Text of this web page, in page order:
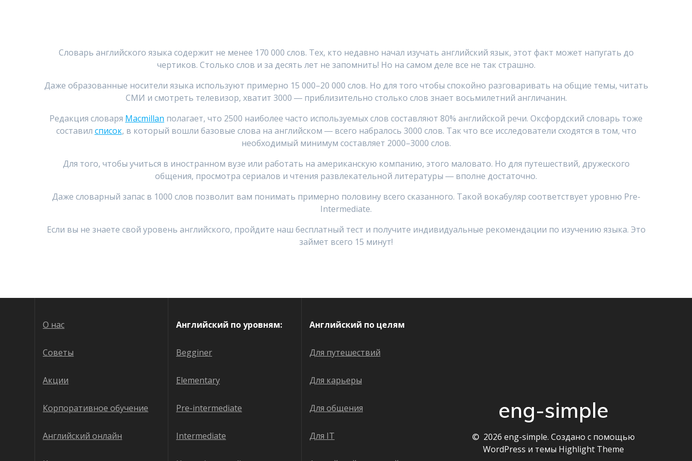
Словарь английского языка содержит не менее 170 000 слов. Тех, кто недавно начал изучать английский язык, этот факт может напугать до
чертиков. Столько слов и за десять лет не запомнить! Но на самом деле все не так страшно.
Даже образованные носители языка используют примерно 15 000–20 000 слов. Но для того чтобы спокойно разговаривать на общие темы, читать
СМИ и смотреть телевизор, хватит 3000 ― приблизительно столько слов знает восьмилетний англичанин.
Редакция словаря Macmillan полагает, что 2500 наиболее часто используемых слов составляют 80% английской речи. Оксфордский словарь тоже
составил список, в который вошли базовые слова на английском ― всего набралось 3000 слов. Так что все исследователи сходятся в том, что
необходимый минимум составляет 2000–3000 слов.
Для того, чтобы учиться в иностранном вузе или работать на американскую компанию, этого маловато. Но для путешествий, дружеского
общения, просмотра сериалов и чтения развлекательной литературы ― вполне достаточно.
Даже словарный запас в 1000 слов позволит вам понимать примерно половину всего сказанного. Такой вокабуляр соответствует уровню Pre-
Intermediate.
Если вы не знаете свой уровень английского, пройдите наш бесплатный тест и получите индивидуальные рекомендации по изучению языка. Это
займет всего 15 минут!
О нас
Советы
Акции
Корпоративное обучение
Английский онлайн
Английский по уровням:
Begginer
Elementary
Pre-intermediate
Intermediate
Английский по целям
Для путешествий
Для карьеры
Для общения
Для IT
eng-simple
© 2026 eng-simple. Создано с помощью
WordPress и темы Highlight Theme